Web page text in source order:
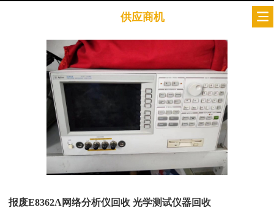
供应商机
报废E8362A网络分析仪回收 光学测试仪器回收